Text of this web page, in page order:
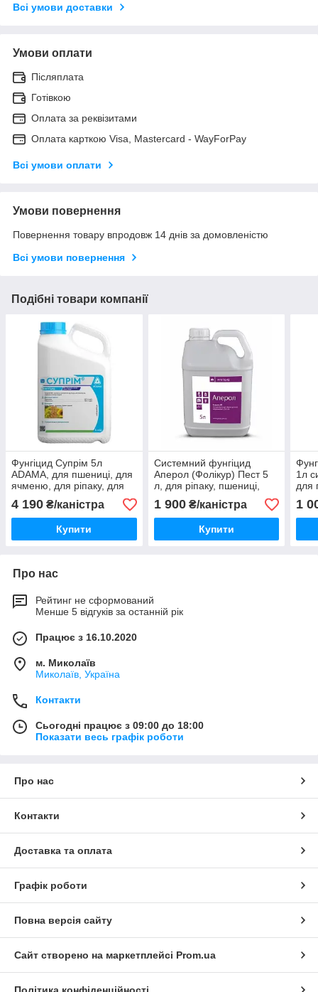
Всі умови доставки
Умови оплати
Післяплата
Готівкою
Оплата за реквізитами
Оплата карткою Visa, Mastercard - WayForPay
Всі умови оплати
Умови повернення
Повернення товару впродовж 14 днів за домовленістю
Всі умови повернення
Подібні товари компанії
Фунгіцид Супрім 5л
ADAMA, для пшениці, для
ячменю, для ріпаку, для
соняшника, для бурякку
4 190 ₴/каністра
Купити
Системний фунгіцид
Аперол (Фолікур) Пест 5
л, для ріпаку, пшениці,
ячменю, сої,
виноградника
1 900₴/каністра
Купити
1л
для
для
сої,
1
Про нас
Рейтинг не сформований
Менше 5 відгуків за останній рік
Працює з 16.10.2020
м. Миколаїв
Миколаїв, Україна
Контакти
Сьогодні працює з 09:00 до 18:00
Показати весь графік роботи
Про нас
Контакти
Доставка та оплата
Графік роботи
Повна версія сайту
Сайт створено на маркетплейсі Prom.ua